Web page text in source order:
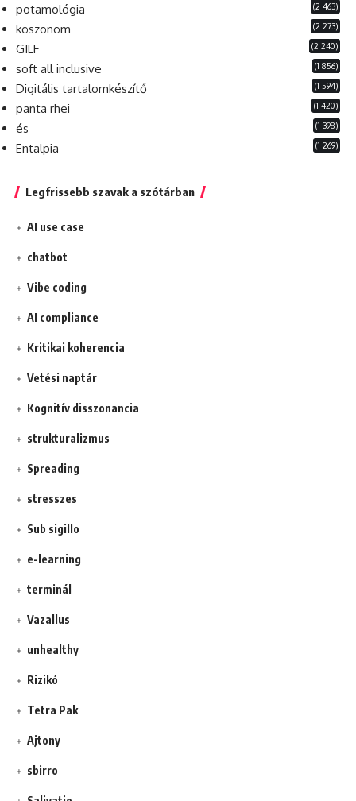
potamológia (2 463)
köszönöm (2 273)
GILF (2 240)
soft all inclusive (1 856)
Digitális tartalomkészítő (1 594)
panta rhei (1 420)
és (1 398)
Entalpia (1 269)
Legfrissebb szavak a szótárban
AI use case
chatbot
Vibe coding
AI compliance
Kritikai koherencia
Vetési naptár
Kognitív disszonancia
strukturalizmus
Spreading
stresszes
Sub sigillo
e-learning
terminál
Vazallus
unhealthy
Rizikó
Tetra Pak
Ajtony
sbirro